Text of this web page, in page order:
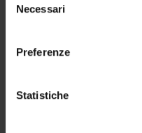
modificare o revocare il
momento dalla
raccogliere
geografica, con
delNecessari
Preferenze
Statistiche
DOTTORATI, MASTER E